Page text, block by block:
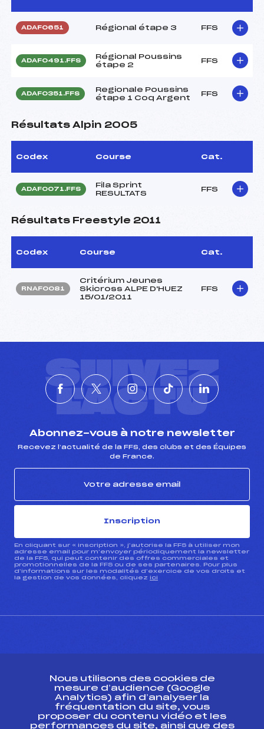
ADAF0651 Régional étape 3 FFS
ADAF0491.FFS
Régional Poussins
étape 2
FFS
ADAF0351.FFS
Regionale Poussins
étape 1 Coq Argent
FFS
Résultats Alpin 2005
Codex Course Cat.
ADAF0071.FFS
Fila Sprint
RESULTATS
FFS
Résultats Freestyle 2011
Codex Course Cat.
RNAF0081
Critérium Jeunes
Skicross ALPE D'HUEZ
15/01/2011
FFS
SUIVEZ
L'ACTU
Abonnez-vous à notre newsletter
Recevez l’actualité de la FFS, des clubs et des Équipes
de France.
Inscription
En cliquant sur « inscription », j’autorise la FFS à utiliser mon
adresse email pour m’envoyer périodiquement la newsletter
de la FFS, qui peut contenir des offres commerciales et
promotionnelles de la FFS ou de ses partenaires. Pour plus
d’informations sur les modalités d’exercice de vos droits et
la gestion de vos données, cliquez ici
ESPACE PRESSE
Ressources
Nous utilisons des cookies de
mesure d’audience (Google
Analytics) afin d’analyser la
fréquentation du site, vous
proposer du contenu vidéo et les
performances du site, ainsi que des